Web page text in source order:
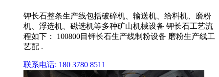
钾长石整条生产线包括破碎机、输送机、给料机、磨粉
机、浮选机、磁选机等多种矿山机械设备 钾长石工艺流
程如下： 100800目钾长石生产线制粉设备 磨粉生产线工
艺配 .
联系电话: 180 3780 8511